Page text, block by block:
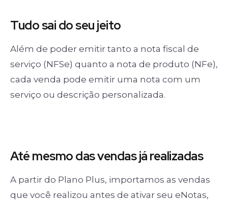
Tudo saido seu jeito
Além de poder emitir tanto a nota fiscal de
serviço (NFSe) quanto a nota de produto (NFe),
cada venda pode emitir uma nota com um
serviço ou descrição personalizada.
Até mesmo dasvendas já realizadas
A partir do Plano Plus, importamos as vendas
que você realizou antes de ativar seu eNotas,